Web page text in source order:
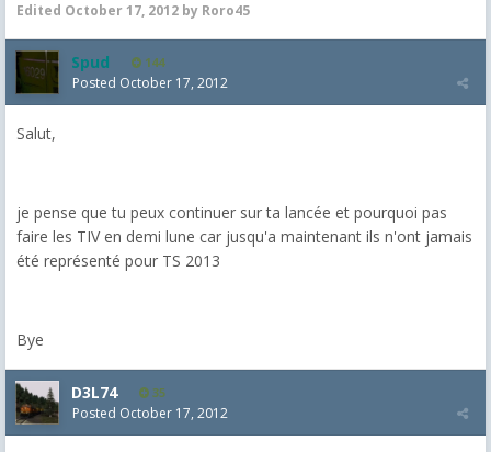
Edited October 17, 2012 by Roro45
Spud 144
Posted October 17, 2012
Salut,
je pense que tu peux continuer sur ta lancée et pourquoi pas
faire les TIV en demi lune car jusqu'a maintenant ils n'ont jamais
été représenté pour TS 2013
Bye
D3L74 35
Posted October 17, 2012